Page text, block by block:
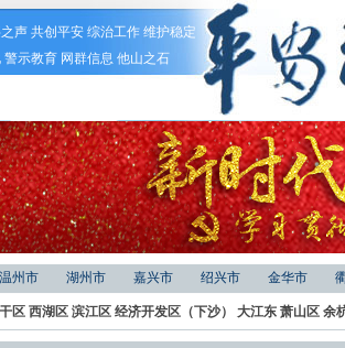
声 共创平安 综治工作 维护稳定
警示教育 网群信息 他山之石
温州市 湖州市 嘉兴市 绍兴市 金华市
区 西湖区 滨江区 经济开发区（下沙） 大江东 萧山区 余